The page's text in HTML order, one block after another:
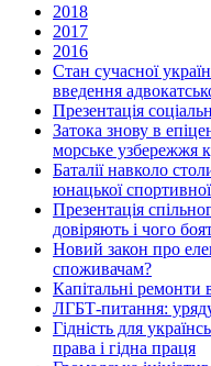
2018
2017
2016
Стан сучасної
введення
Презентація
Затока знову в
морське узбережжя
Баталії навколо
юнацької
Презентація
довіряють і чого
Новий закон про
споживачам?
Капітальні
ЛГБТ-питання:
Гідність для
права і гідна праця